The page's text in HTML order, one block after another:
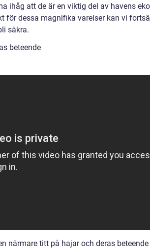
ihåg att de är en viktig del av havens
för dessa magnifika varelser kan vi
säkra.
beteende
närmare titt på hajar och deras